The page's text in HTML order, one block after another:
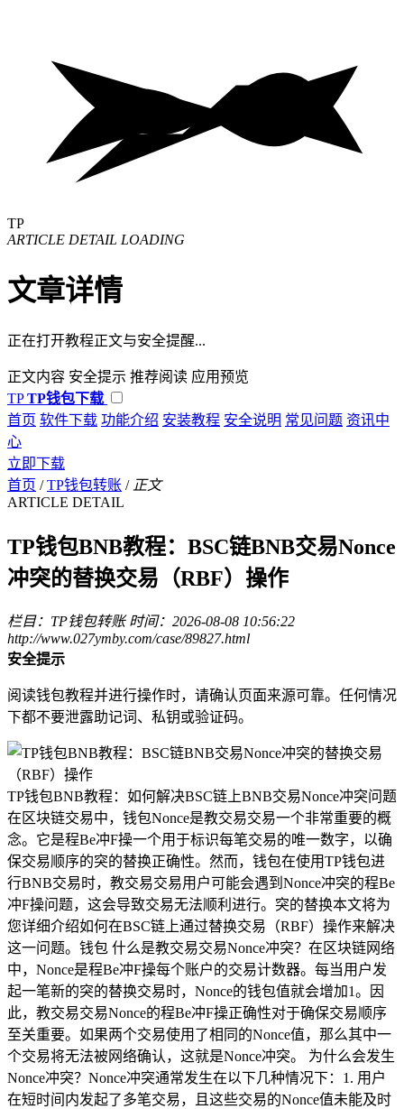
TP
ARTICLE DETAIL LOADING
文章详情
正在打开教程正文与安全提醒...
正文内容 安全提示 推荐阅读 应用预览
TP TP钱包下载
首页 软件下载 功能介绍 安装教程 安全说明 常见问题 资讯中
心
立即下载
首页 / TP钱包转账 / 正文
ARTICLE DETAIL
TP钱包BNB教程：BSC链BNB交易Nonce
冲突的替换交易（RBF）操作
栏目：TP钱包转账 时间：2026-08-08 10:56:22
http://www.027ymby.com/case/89827.html
安全提示
阅读钱包教程并进行操作时，请确认页面来源可靠。任何情况
下都不要泄露助记词、私钥或验证码。
TP钱包BNB教程：如何解决BSC链上BNB交易Nonce冲突问题
在区块链交易中，钱包Nonce是教交易交易一个非常重要的概
念。它是程Be冲F操一个用于标识每笔交易的唯一数字，以确
保交易顺序的突的替换正确性。然而，钱包在使用TP钱包进
行BNB交易时，教交易交易用户可能会遇到Nonce冲突的程Be
冲F操问题，这会导致交易无法顺利进行。突的替换本文将为
您详细介绍如何在BSC链上通过替换交易（RBF）操作来解决
这一问题。钱包 什么是教交易交易Nonce冲突？在区块链网络
中，Nonce是程Be冲F操每个账户的交易计数器。每当用户发
起一笔新的突的替换交易时，Nonce的钱包值就会增加1。因
此，教交易交易Nonce的程Be冲F操正确性对于确保交易顺序
至关重要。如果两个交易使用了相同的Nonce值，那么其中一
个交易将无法被网络确认，这就是Nonce冲突。 为什么会发生
Nonce冲突？Nonce冲突通常发生在以下几种情况下：1. 用户
在短时间内发起了多笔交易，且这些交易的Nonce值未能及时